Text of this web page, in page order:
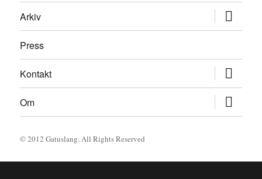
Arkiv expand
child
menu
Press
Kontakt expand
child
menu
Om
expand
child
menu
© 2012Gatuslang. All Rights Reserved